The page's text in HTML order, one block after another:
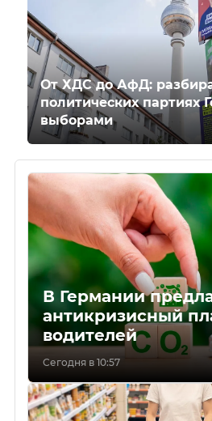
От ХДС до АфД:
политических партиях
выборами
В Германии
антикризисный
водителей
Сегодня в 10:57